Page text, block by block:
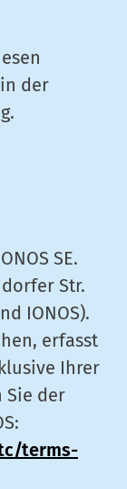
der
SE.
Str.
IONOS).
erfasst
Ihrer
Sie der
terms-